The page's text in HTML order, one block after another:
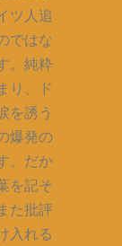
ツ人追
ではな
。純粋
り、ド
を誘う
爆発の
。だか
を記そ
た批評
入れる